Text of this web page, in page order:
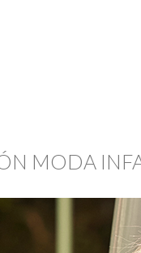
MODA